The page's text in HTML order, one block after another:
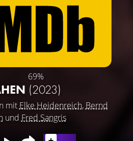
69%
(2023)
mit Elke Heidenreich, Bernd
und Fred Sangris